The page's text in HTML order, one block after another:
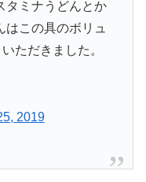
タミナうどんとか
はこの具のボリュ
ただきました。
2019